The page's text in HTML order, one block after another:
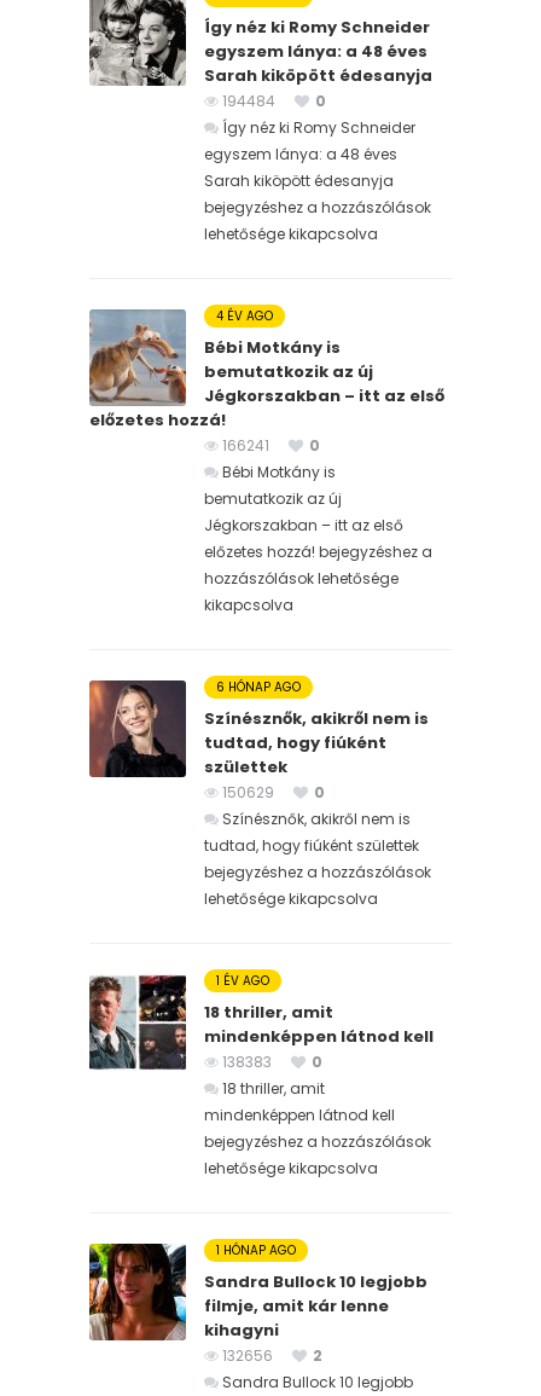
Így néz ki Romy Schneider
egyszem lánya: a 48 éves
Sarah kiköpött édesanyja
194484
0
Így néz ki Romy Schneider
egyszem lánya: a 48 éves
Sarah kiköpött édesanyja
bejegyzéshez a hozzászólások
lehetősége kikapcsolva
4 ÉV AGO
Bébi Motkány is
bemutatkozik az új
Jégkorszakban – itt az első
előzetes hozzá!
166241
0
Bébi Motkány is
bemutatkozik az új
Jégkorszakban – itt az első
előzetes hozzá! bejegyzéshez a
hozzászólások lehetősége
kikapcsolva
6 HÓNAP AGO
Színésznők, akikről nem is
tudtad, hogy fiúként
születtek
150629
0
Színésznők, akikről nem is
tudtad, hogy fiúként születtek
bejegyzéshez a hozzászólások
lehetősége kikapcsolva
1 ÉV AGO
18 thriller, amit
mindenképpen látnod kell
138383
0
18 thriller, amit
mindenképpen látnod kell
bejegyzéshez a hozzászólások
lehetősége kikapcsolva
1 HÓNAP AGO
Sandra Bullock 10 legjobb
filmje, amit kár lenne
kihagyni
132656
2
Sandra Bullock 10 legjobb